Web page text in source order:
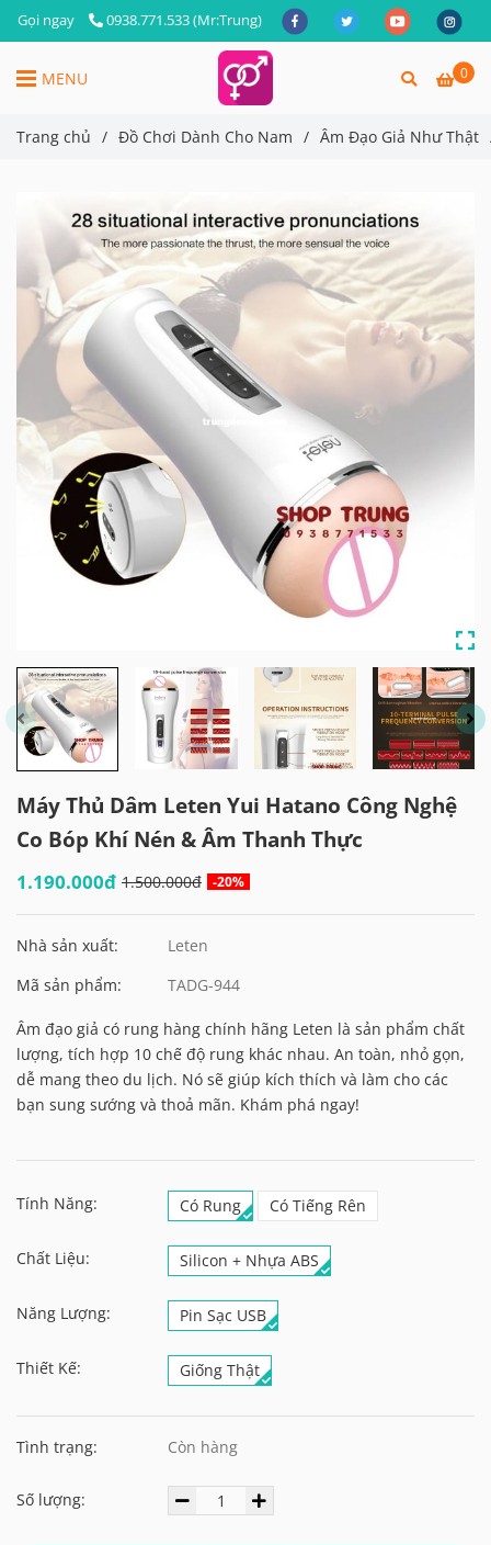
Gọi ngay 0938.771.533 (Mr:Trung)
0
MENU
Trang chủ / Đồ Chơi Dành Cho Nam / Âm Đạo Giả Như Thật
Máy Thủ Dâm Leten Yui Hatano Công Nghệ
Co Bóp Khí Nén & Âm Thanh Thực
1.190.000đ 1.500.000đ -20%
Nhà sản xuất:
Leten
Mã sản phẩm:
TADG-944
Âm đạo giả có rung hàng chính hãng Leten là sản phẩm chất
lượng, tích hợp 10 chế độ rung khác nhau. An toàn, nhỏ gọn,
dễ mang theo du lịch. Nó sẽ giúp kích thích và làm cho các
bạn sung sướng và thoả mãn. Khám phá ngay!
Tính Năng: Có Rung Có Tiếng Rên
Chất Liệu: Silicon + Nhựa ABS
Năng Lượng: Pin Sạc USB
Thiết Kế: Giống Thật
Tình trạng: Còn hàng
Số lượng: